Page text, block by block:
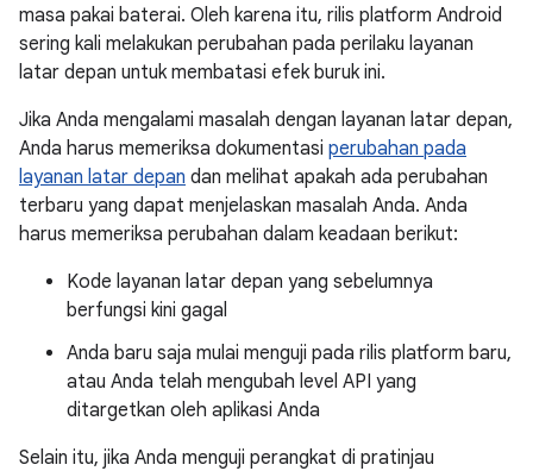
masa pakai baterai. Oleh karena itu, rilis platform Android
sering kali melakukan perubahan pada perilaku layanan
latar depan untuk membatasi efek buruk ini.
Jika Anda mengalami masalah dengan layanan latar depan,
Anda harus memeriksa dokumentasi perubahan pada
layanan latar depan dan melihat apakah ada perubahan
terbaru yang dapat menjelaskan masalah Anda. Anda
harus memeriksa perubahan dalam keadaan berikut:
Kode layanan latar depan yang sebelumnya
berfungsi kini gagal
Anda baru saja mulai menguji pada rilis platform baru,
atau Anda telah mengubah level API yang
ditargetkan oleh aplikasi Anda
Selain itu, jika Anda menguji perangkat di pratinjau